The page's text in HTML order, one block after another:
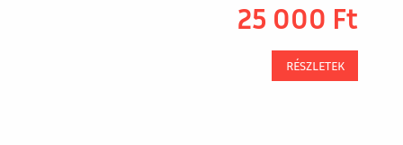
25 000 Ft
RÉSZLETEK